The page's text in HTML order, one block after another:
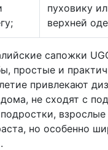
пуховику
верхней
сапожки
простые и
привлекают
не сходят с
но особенно